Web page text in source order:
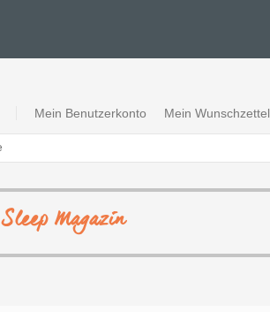
Mein Benutzerkonto Mein Wunschzettel
Sleep Magazin